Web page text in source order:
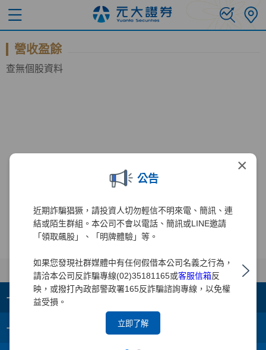
×
公告
近期詐騙猖獗，請投資人切勿輕信不明來電、簡訊、連
結或陌生群組。本公司不會以電話、簡訊或LINE邀請
「領取飆股」、「明牌體驗」等。
如果您發現社群媒體中有任何假借本公司名義之行為，
請洽本公司反詐騙專線(02)35181165或客服信箱反
映，或撥打內政部警政署165反詐騙諮詢專線，以免權
益受損。
立即了解
營收盈餘
查無個股資料
+ 集團成員
+